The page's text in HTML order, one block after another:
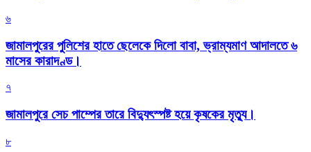
৬
জামালপুরের পুলিশের হাতে ছেলেকে দিলো বাবা, ভ্রাম্যমাণ আদালতে ৬
মাসের কারাদণ্ড।
৭
জামালপুরে সেচ পাম্পের তারে বিদ্যুৎস্পষ্ট হয়ে কৃষকের মৃত্যু।
৮